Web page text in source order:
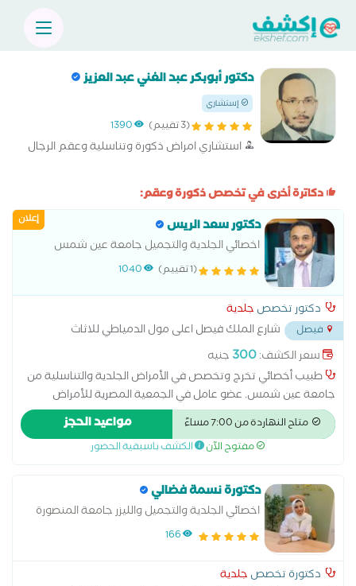
دكتور أبوبكر عبد الغني عبد العزيز
إستشاري
(3 تقييم) 1390
استشاري امراض ذكورة وتناسلية وعقم الرجال
دكاترة أخرى في تخصص ذكورة وعقم:
إعلان دكتور سعد الريس
اخصائي الجلدية والتجميل جامعة عين شمس
(1 تقييم) 1040
دكتور تخصص جلدية
فيصل
شارع الملك فيصل اعلى مول الدمياطي للاثاث
وصيدلية العزبي...
سعر الكشف:300 جنيه
طبيب أخصائي تخرج وتخصص في الأمراض الجلدية والتناسلية من
جامعة عين شمس. عضو عامل في الجمعية المصرية للأمراض
الجلدية والتناسلية. عضو دولي في الجمعية الآسيو أفريقية لطب
الجلدية والتجميل .أبرز الخدمات والعلاجات الطبية يقدم الدكتور في
عياداته مجموعة متنوعة من الإجراءات العلاجية والتجميلية
وزراعة الشعر.تجميل البشرة: جلسات التقشير الكيميائي، التقشير
الكريستالي، وتنظيف البشرة العميق.مشاكل الجلد الشائعة: إزالة عين
السمكة (السنط)، علاج الهالات السوداء، وتفتيح وتوحيد لون
البشرة.علاجات متقدمة: تقنيات حقن الوجه مثل "الإكسوزوم"
متاح النهاردة من 7:00 مساءً مواعيد الحجز
مفتوح الآن الكشف باسبقية الحضور
دكتورة نسمة فضالي
اخصائي الجلدية والتجميل والليزر جامعة المنصورة
166
دكتورة تخصص جلدية